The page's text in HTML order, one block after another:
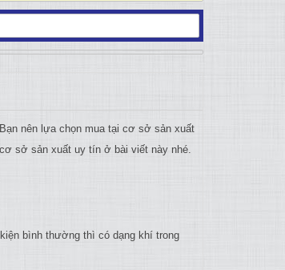
nên lựa chọn mua tại cơ sở sản xuất
sở sản xuất uy tín ở bài viết này nhé.
bình thường thì có dạng khí trong